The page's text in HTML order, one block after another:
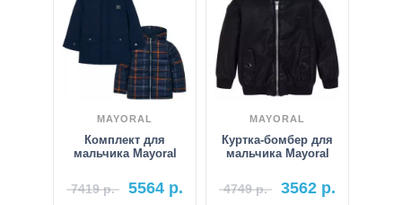
MAYORAL
Комплект для
мальчика Mayoral
7419р. 5564 р.
MAYORAL
Куртка-бомбер для
мальчика Mayoral
4749р. 3562 р.